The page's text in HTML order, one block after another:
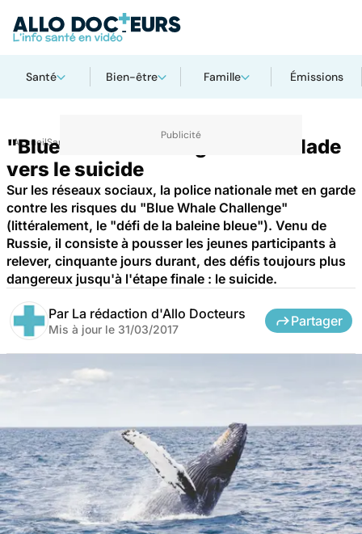
Santé Bien-être Famille Émissions
AccueilSanté
"Blue whale challenge" : l'escalade
vers le suicide
Sur les réseaux sociaux, la police nationale met en garde
contre les risques du "Blue Whale Challenge"
(littéralement, le "défi de la baleine bleue"). Venu de
Russie, il consiste à pousser les jeunes participants à
relever, cinquante jours durant, des défis toujours plus
dangereux jusqu'à l'étape finale : le suicide.
Par La rédaction d'Allo Docteurs
Mis à jour le 31/03/2017
Partager